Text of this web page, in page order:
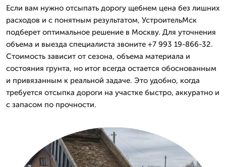
Если вам нужно отсыпать дорогу щебнем цена без лишних
расходов и с понятным результатом, УстроительМск
подберет оптимальное решение в Москву. Для уточнения
объема и выезда специалиста звоните +7 993 19-866-32.
Стоимость зависит от сезона, объема материала и
состояния грунта, но итог всегда остается обоснованным
и привязанным к реальной задаче. Это удобно, когда
требуется отсыпка дороги на участке быстро, аккуратно и
с запасом по прочности.